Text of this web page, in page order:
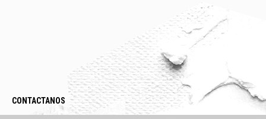
CONTACTANOS